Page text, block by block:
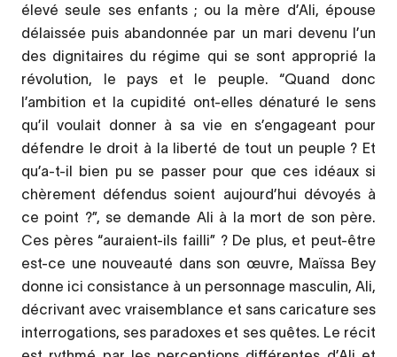
élevé seule ses enfants ; ou la mère d’Ali, épouse
délaissée puis abandonnée par un mari devenu l’un
des dignitaires du régime qui se sont approprié la
révolution, le pays et le peuple. “Quand donc
l’ambition et la cupidité ont-elles dénaturé le sens
qu’il voulait donner à sa vie en s’engageant pour
défendre le droit à la liberté de tout un peuple ? Et
qu’a-t-il bien pu se passer pour que ces idéaux si
chèrement défendus soient aujourd’hui dévoyés à
ce point ?”, se demande Ali à la mort de son père.
Ces pères “auraient-ils failli” ? De plus, et peut-être
est-ce une nouveauté dans son œuvre, Maïssa Bey
donne ici consistance à un personnage masculin, Ali,
décrivant avec vraisemblance et sans caricature ses
interrogations, ses paradoxes et ses quêtes. Le récit